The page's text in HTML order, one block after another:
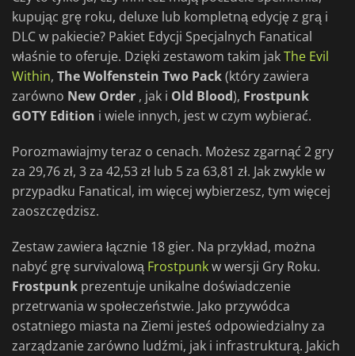
kupując grę roku, deluxe lub kompletną edycję z grą i
DLC w pakiecie? Pakiet Edycji Specjalnych Fanatical
właśnie to oferuje. Dzięki zestawom takim jakThe Evil
Within, The Wolfenstein Two Pack(który zawiera
zarówno New Order , jak i Old Blood), Frostpunk
GOTY Edition i wiele innych, jest w czym wybierać.
Porozmawiajmy teraz o cenach. Możesz zgarnąć 2 gry
za 29,76 zł, 3 za 42,53 zł lub 5 za 63,81 zł. Jak zwykle w
przypadku Fanatical, im więcej wybierzesz, tym więcej
zaoszczędzisz.
Zestaw zawiera łącznie 18 gier. Na przykład, można
nabyć grę survivalową Frostpunkw wersji Gry Roku.
Frostpunk prezentuje unikalne doświadczenie
przetrwania w społeczeństwie. Jako przywódca
ostatniego miasta na Ziemi jesteś odpowiedzialny za
zarządzanie zarówno ludźmi, jak i infrastrukturą. Jakich